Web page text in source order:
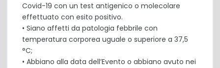
Covid-19 con un test antigenico o molecolare
effettuato con esito positivo.
• Siano affetti da patologia febbrile con
temperatura corporea uguale o superiore a 37,5
°C;
• Abbiano alla data dell’Evento o abbiano avuto nei